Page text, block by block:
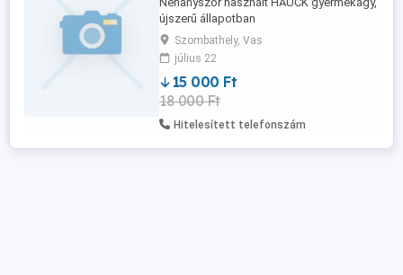
újszerű állapotban
Szombathely, Vas
július 22
15 000 Ft
18 000 Ft
Hitelesített telefonszám